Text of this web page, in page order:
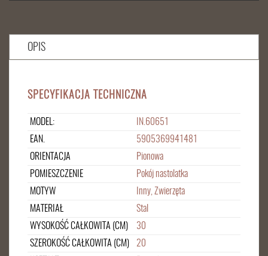
OPIS
SPECYFIKACJA TECHNICZNA
MODEL:
IN.60651
EAN.
5905369941481
ORIENTACJA
Pionowa
POMIESZCZENIE
Pokój nastolatka
MOTYW
Inny, Zwierzęta
MATERIAŁ
Stal
WYSOKOŚĆ CAŁKOWITA (CM)
30
SZEROKOŚĆ CAŁKOWITA (CM)
20